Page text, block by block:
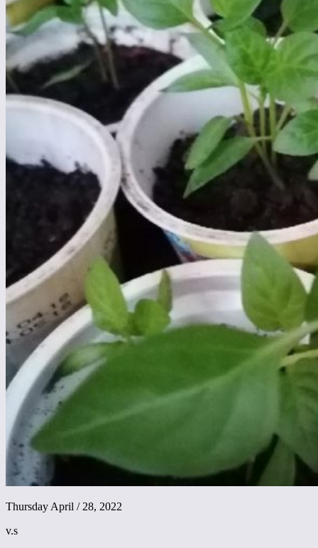
Thursday April / 28, 2022
v.s